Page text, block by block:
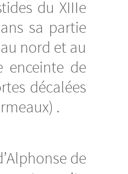
du XIIIe
sa partie
nord et au
enceinte de
décalées
.
de